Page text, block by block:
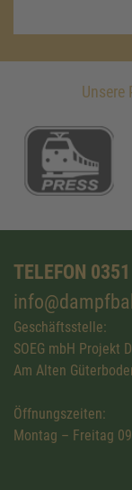
Unsere
TELEFON
Geschäftsstelle:
SOEG mbH Projekt
Am Alten
Öffnungszeiten:
Montag – Freitag